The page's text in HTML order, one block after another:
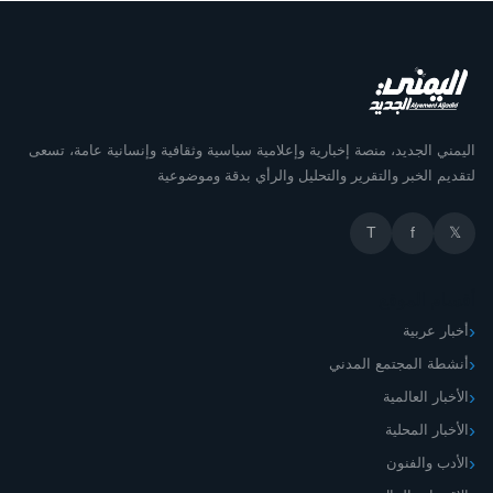
اليمني الجديد، منصة إخبارية وإعلامية سياسية وثقافية وإنسانية عامة، تسعى
لتقديم الخبر والتقرير والتحليل والرأي بدقة وموضوعية
𝕏
f
T
أخبار عربية
أنشطة المجتمع المدني
الأخبار العالمية
الأخبار المحلية
الأدب والفنون